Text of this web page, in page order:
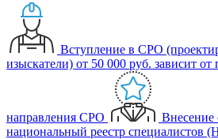
Вступление в СРО
изыскатели) от 50 000 руб. зависит от
направления СРО
Внесение
национальный реестр специалистов